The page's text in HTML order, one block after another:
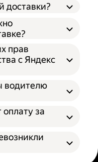
доставки?
прав
с Яндекс
водителю
за